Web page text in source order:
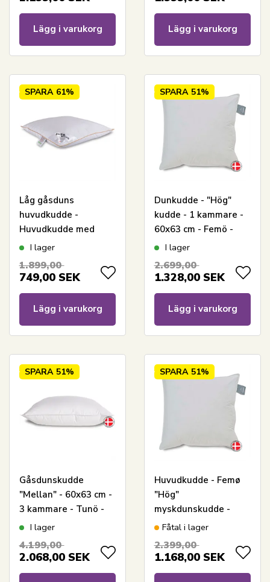
Lägg i varukorg Lägg i varukorg
SPARA 61%
Låg gåsduns
huvudkudde -
Huvudkudde med
gåsdun - 60x63 cm -
Borg Living
I lager
1.899,00
749,00 SEK
Lägg i varukorg
SPARA 51%
Dunkudde - "Hög"
kudde - 1 kammare -
60x63 cm - Femö -
Quilts Of Denmark
I lager
2.699,00
1.328,00 SEK
Lägg i varukorg
SPARA 51%
Gåsdunskudde
"Mellan" - 60x63 cm -
3 kammare - Tunö -
Quilts Of Denmark
I lager
4.199,00
2.068,00 SEK
SPARA 51%
Huvudkudde - Femø
"Hög"
myskdunskudde -
60x63 cm - 3
panelkant - Quilts Of
Fåtal i lager
2.399,00
1.168,00 SEK